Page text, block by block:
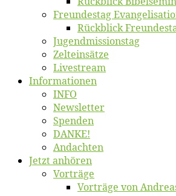
Freun­des­tag
Rück­blick
Jugend­mis­sions­tag
Zelt­ein­sät­ze
Live­stream
Informatio­nen
INFO
News­let­ter
Spen­den
DANKE!
An­dach­ten
Jetzt an­hö­ren
Vor­trä­ge
Vor­trä­ge von